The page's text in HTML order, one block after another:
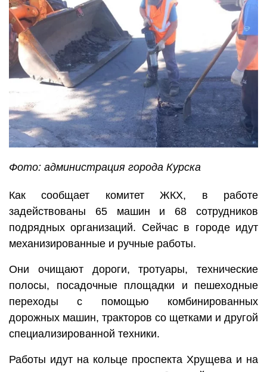
Фото: администрация города Курска
Как сообщает комитет ЖКХ, в работе
задействованы 65 машин и 68 сотрудников
подрядных организаций. Сейчас в городе идут
механизированные и ручные работы.
Они очищают дороги, тротуары, технические
полосы, посадочные площадки и пешеходные
переходы с помощью комбинированных
дорожных машин, тракторов со щетками и другой
специализированной техники.
Работы идут на кольце проспекта Хрущева и на